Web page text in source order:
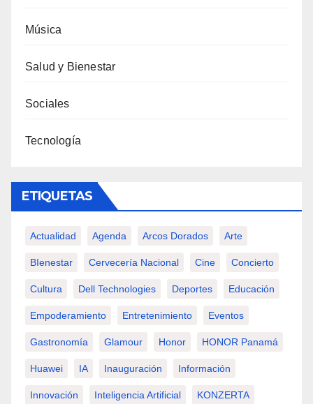
Música
Salud y Bienestar
Sociales
Tecnología
ETIQUETAS
Actualidad Agenda Arcos Dorados Arte
BIenestar Cervecería Nacional Cine Concierto
Cultura Dell Technologies Deportes Educación
Empoderamiento Entretenimiento Eventos
Gastronomía Glamour Honor HONOR Panamá
Huawei IA Inauguración Información
Innovación Inteligencia Artificial KONZERTA